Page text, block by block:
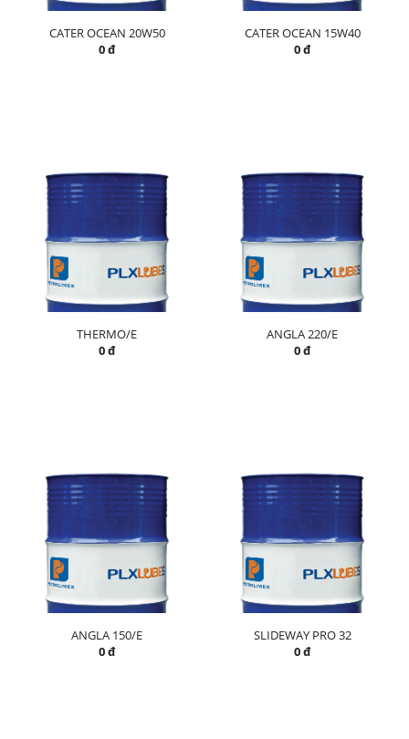
CATER OCEAN 20W50
0 đ
CATER OCEAN 15W40
0 đ
THERMO/E
0 đ
ANGLA 220/E
0 đ
ANGLA 150/E
0 đ
SLIDEWAY PRO 32
0 đ